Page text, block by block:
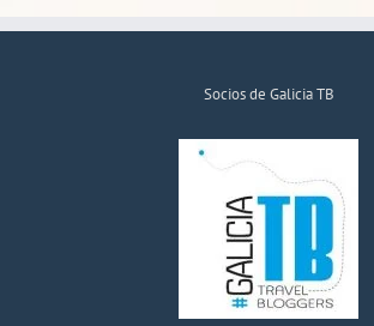
Socios de Galicia TB